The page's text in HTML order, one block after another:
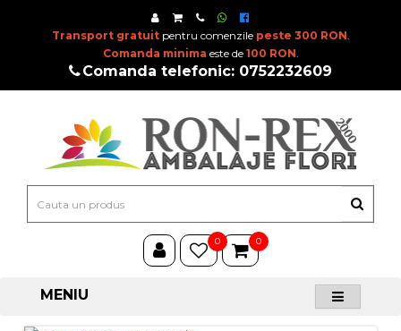
Transport gratuitpentru comenzile peste 300 RON.
Comanda minima este de 100 RON.
Comanda telefonic: 0752232609
0 0
MENIU